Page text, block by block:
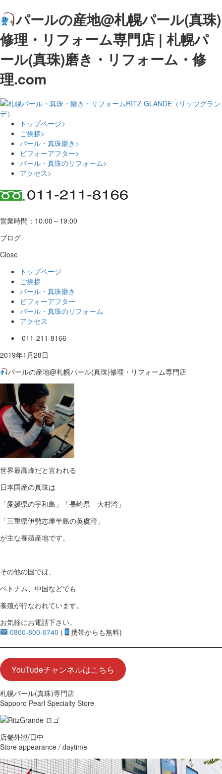
パールの産地@札幌パール(真珠)
修理・リフォーム専門店 | 札幌パ
ール(真珠)磨き・リフォーム・修
理.com
トップページ>
ご挨拶>
パール・真珠磨き >
ビフォーアフター>
パール・真珠のリフォーム>
アクセス>
営業時間：10:00～19:00
ブログ
Close
トップページ
ご挨拶
パール・真珠磨き
ビフォーアフター
パール・真珠のリフォーム
アクセス
011-211-8166
2019年1月28日
パールの産地@札幌パール(真珠)修理・リフォーム専門店
世界最高峰だと言われる
日本国産の真珠は
「愛媛県の宇和島」「長崎県 大村湾」
「三重県伊勢志摩半島の英虞湾」
が主な養殖産地です。
その他の国では、
ベトナム、中国などでも
養殖が行なわれています。
お気軽にお電話下さい。
0800-800-0740 ( 携帯からも無料)
YouTudeチャンネルはこちら
札幌パール(真珠)専門店
Sapporo Pearl Specialty Store
店舗外観/日中
Store appearance / daytime